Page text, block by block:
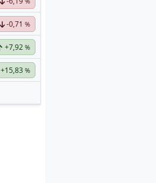
-0,71 %
Hauptdiskussion
+7,92%
+15,83 %